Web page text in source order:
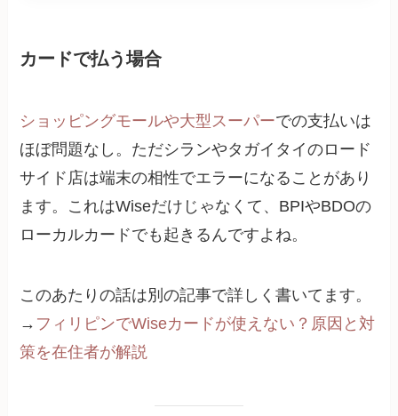
カードで払う場合
ショッピングモールや大型スーパーでの支払いは
ほぼ問題なし。ただシランやタガイタイのロード
サイド店は端末の相性でエラーになることがあり
ます。これはWiseだけじゃなくて、BPIやBDOの
ローカルカードでも起きるんですよね。
このあたりの話は別の記事で詳しく書いてます。
→ フィリピンでWiseカードが使えない？原因と対
策を在住者が解説